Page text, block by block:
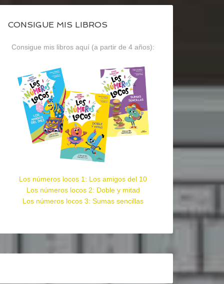
CONSIGUE MIS LIBROS
Consigue mis libros aquí (a partir de 4 años):
Los números locos 1: Los amigos del 10
Los números locos 2: Doble y mitad
Los números locos 3: Sumas sencillas